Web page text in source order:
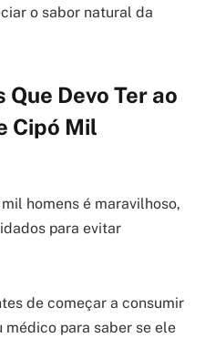
o sabor natural da
Devo Ter ao
Cipó Mil
homens é maravilhoso,
para evitar
de começar a consumir
médico para saber se ele